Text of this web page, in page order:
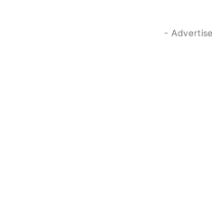
-